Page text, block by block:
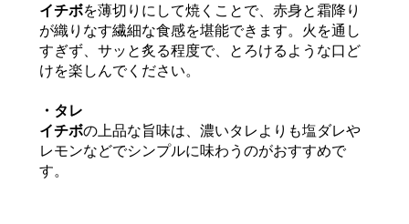
イチボを薄切りにして焼くことで、赤身と霜降り
が織りなす繊細な食感を堪能できます。火を通し
すぎず、サッと炙る程度で、とろけるような口ど
けを楽しんでください。
・タレ
イチボの上品な旨味は、濃いタレよりも塩ダレや
レモンなどでシンプルに味わうのがおすすめで
す。